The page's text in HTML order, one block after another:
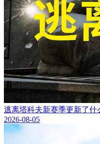
逃离塔科夫新赛季更新了
2026-08-05